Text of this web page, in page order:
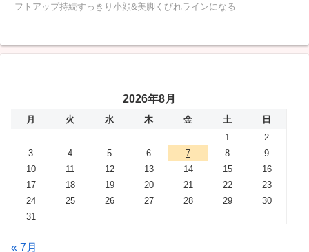
フトアップ持続すっきり小顔&美脚くびれラインになる
2026年8月
月 火 水 木 金 土
日
1
2
3
4 5 6 7 8
9
10
11 12 13 14 15
16
17
18 19 20 21 22
23
24
25 26 27 28 29
30
31
« 7月